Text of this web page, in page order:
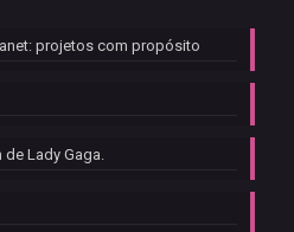
projetos com propósito
Lady Gaga.